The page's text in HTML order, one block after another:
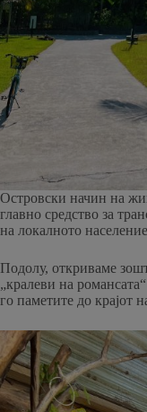
Островски начин на
главно средство за
на локалното
Подолу, откриваме
„кралеви на
го паметите до крајот